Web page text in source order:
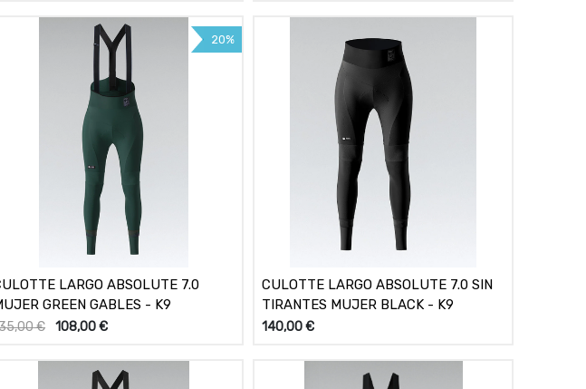
20%
LARGO ABSOLUTE 7.0
GREEN GABLES - K9
€ 108,00€
CULOTTE LARGO ABSOLUTE 7.0 SIN
TIRANTES MUJER BLACK - K9
140,00€